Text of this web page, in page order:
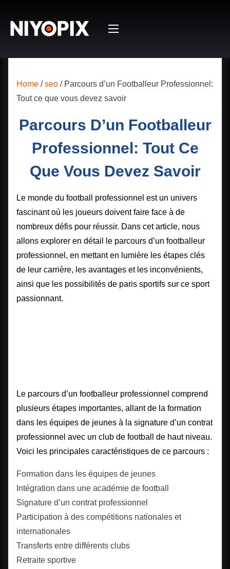
Home /seo / Parcours d’un Footballeur Professionnel:
Tout ce que vous devez savoir
Parcours D’un Footballeur
Professionnel: Tout Ce
Que Vous Devez Savoir
Le monde du football professionnel est un univers
fascinant où les joueurs doivent faire face à de
nombreux défis pour réussir. Dans cet article, nous
allons explorer en détail le parcours d’un footballeur
professionnel, en mettant en lumière les étapes clés
de leur carrière, les avantages et les inconvénients,
ainsi que les possibilités de paris sportifs sur ce sport
passionnant.
Le parcours d’un footballeur professionnel comprend
plusieurs étapes importantes, allant de la formation
dans les équipes de jeunes à la signature d’un contrat
professionnel avec un club de football de haut niveau.
Voici les principales caractéristiques de ce parcours :
Formation dans les équipes de jeunes
Intégration dans une académie de football
Signature d’un contrat professionnel
Participation à des compétitions nationales et
internationales
Transferts entre différents clubs
Retraite sportive